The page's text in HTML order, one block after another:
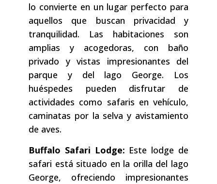
lo convierte en un lugar perfecto para
aquellos que buscan privacidad y
tranquilidad. Las habitaciones son
amplias y acogedoras, con baño
privado y vistas impresionantes del
parque y del lago George. Los
huéspedes pueden disfrutar de
actividades como safaris en vehículo,
caminatas por la selva y avistamiento
de aves.
Buffalo Safari Lodge: Este lodge de
safari está situado en la orilla del lago
George, ofreciendo impresionantes